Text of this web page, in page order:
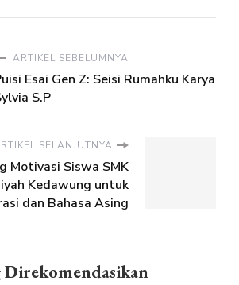
ARTIKEL SEBELUMNYA
Esai Gen Z: Seisi Rumahku Karya
S.P
SELANJUTNYA
Motivasi Siswa SMK
Kedawung untuk
dan Bahasa Asing